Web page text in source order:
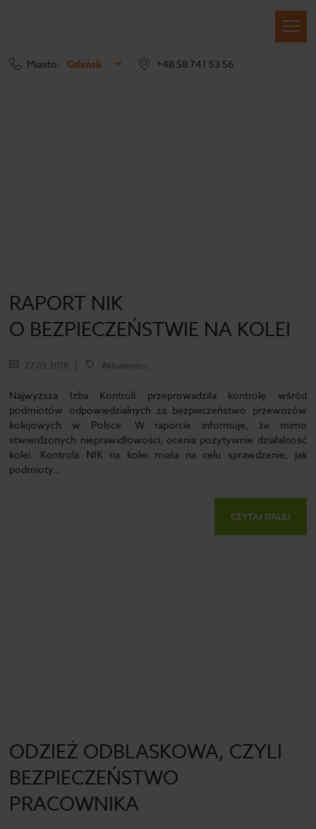
Miasto: Gdańsk +48 58 741 53 56
RAPORT NIK
O BEZPIECZEŃSTWIE NA KOLEI
27.03.2018 Aktualności,
Najwyższa Izba Kontroli przeprowadziła kontrolę wśród
podmiotów odpowiedzialnych za bezpieczeństwo przewozów
kolejowych w Polsce. W raporcie informuje, że mimo
stwierdzonych nieprawidłowości, ocenia pozytywnie działalność
kolei. Kontrola NIK na kolei miała na celu sprawdzenie, jak
podmioty…
CZYTAJ DALEJ
ODZIEŻ ODBLASKOWA, CZYLI
BEZPIECZEŃSTWO
PRACOWNIKA